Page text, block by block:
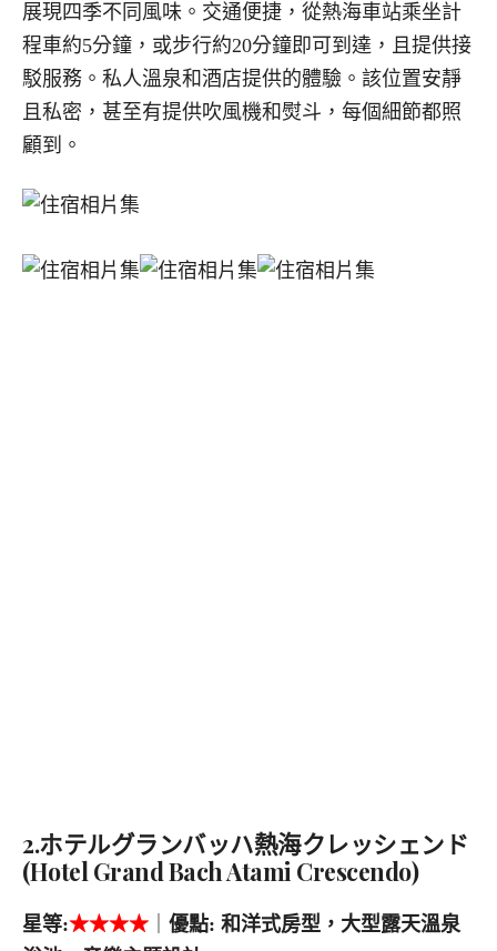
展現四季不同風味。交通便捷，從熱海車站乘坐計
程車約5分鐘，或步行約20分鐘即可到達，且提供接
駁服務。私人溫泉和酒店提供的體驗。該位置安靜
且私密，甚至有提供吹風機和熨斗，每個細節都照
顧到。
2.ホテルグランバッハ熱海クレッシェンド
(Hotel Grand Bach Atami Crescendo)
星等:★★★★ 優點: 和洋式房型，大型露天溫泉